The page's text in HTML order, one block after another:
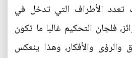
تعدد الأطراف التي تدخل في
فلجان التحكيم غالبا ما تكون
والرؤى والأفكار، وهذا ينعكس